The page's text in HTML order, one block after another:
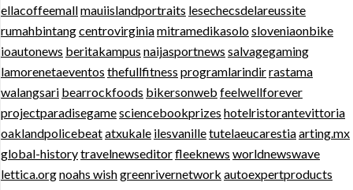
ellacoffeemallmauiislandportraits lesechecsdelareussite
rumahbintangcentrovirginiamitramedikasolosloveniaonbike
ioautonews beritakampus naijasportnews salvagegaming
lamorenetaeventos thefullfitness programlarindirrastama
walangsari bearrockfoods bikersonweb feelwellforever
projectparadisegamesciencebookprizes hotelristorantevittoria
oaklandpolicebeatatxukale ilesvanilletutelaeucarestiaarting.mx
global-historytravelnewseditorfleeknews worldnewswave
lettica.orgnoahs wishgreenrivernetwork autoexpertproducts